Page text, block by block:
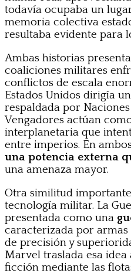
todavía ocupaba un
memoria colectiva
resultaba evidente para
Ambas historias
coaliciones militares
conflictos de escala
Estados Unidos dirigía
respaldada por
Vengadores actúan
interplanetaria que
entre imperios. En
una potencia externa
una amenaza mayor.
Otra similitud
tecnología militar. La
presentada como una
caracterizada por
de precisión y
Marvel traslada esa
ficción mediante las